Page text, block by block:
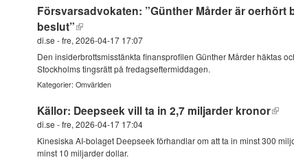
Försvarsadvokaten: ”Günther Mårder är oerhört
beslut”
di.se -fre, 2026-04-17 17:07
Den insiderbrottsmisstänkta finansprofilen Günther Mårder häktas
Stockholms tingsrätt på fredagseftermiddagen.
Kategorier: Omvärlden
Källor: Deepseek vill ta in 2,7 miljarder kronor
di.se -fre, 2026-04-17 17:04
Kinesiska AI-bolaget Deepseek förhandlar om att ta in minst 300
minst 10 miljarder dollar.